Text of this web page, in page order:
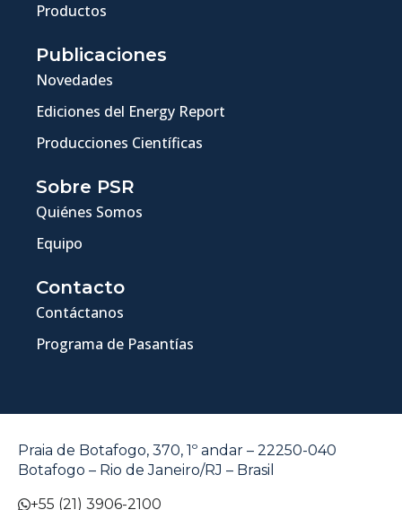
Productos
Publicaciones
Novedades
Ediciones del Energy Report
Producciones Científicas
Sobre PSR
Quiénes Somos
Equipo
Contacto
Contáctanos
Programa de Pasantías
Praia de Botafogo, 370, 1º andar – 22250-040
Botafogo – Rio de Janeiro/RJ – Brasil
+55 (21) 3906-2100